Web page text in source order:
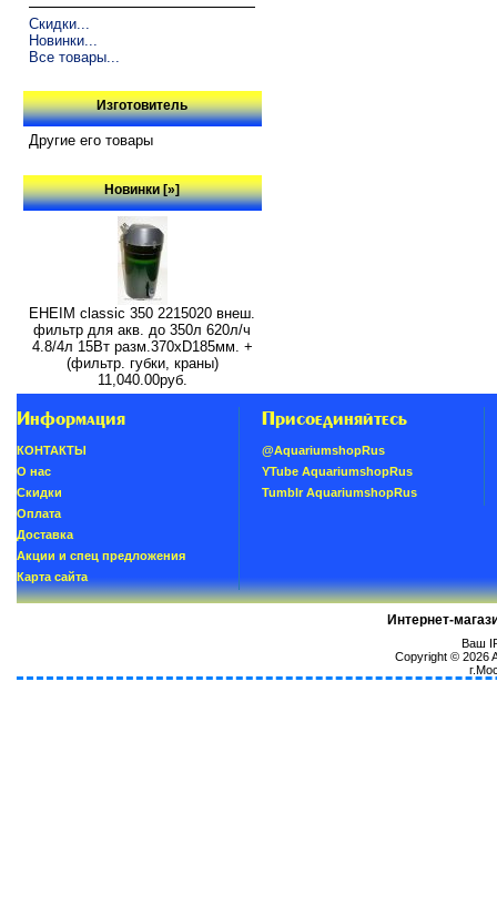
Скидки...
Новинки...
Все товары...
Изготовитель
Другие его товары
Новинки [»]
EHEIM classic 350 2215020 внеш.
фильтр для акв. до 350л 620л/ч
4.8/4л 15Вт разм.370хD185мм. +
(фильтр. губки, краны)
11,040.00руб.
Информация
КОНТАКТЫ
О нас
Скидки
Oплатa
Доставка
Акции и спец предложения
Карта сайта
Присоединяйтесь
@AquariumshopRus
YTube AquariumshopRus
Tumblr AquariumshopRus
Интернет-
Ваш
Copyright © 2026